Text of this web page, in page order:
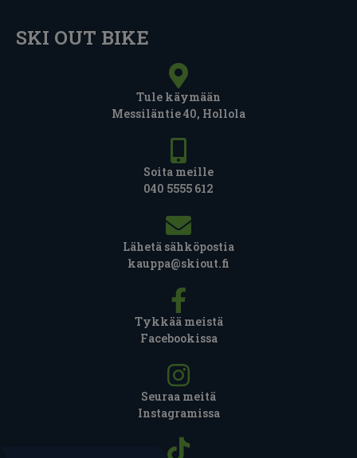
SKI OUT BIKE
Tule käymään
Messiläntie 40, Hollola
Soita meille
040 5555 612
Lähetä sähköpostia
kauppa@skiout.fi
Tykkää meistä
Facebookissa
Seuraa meitä
Instagramissa